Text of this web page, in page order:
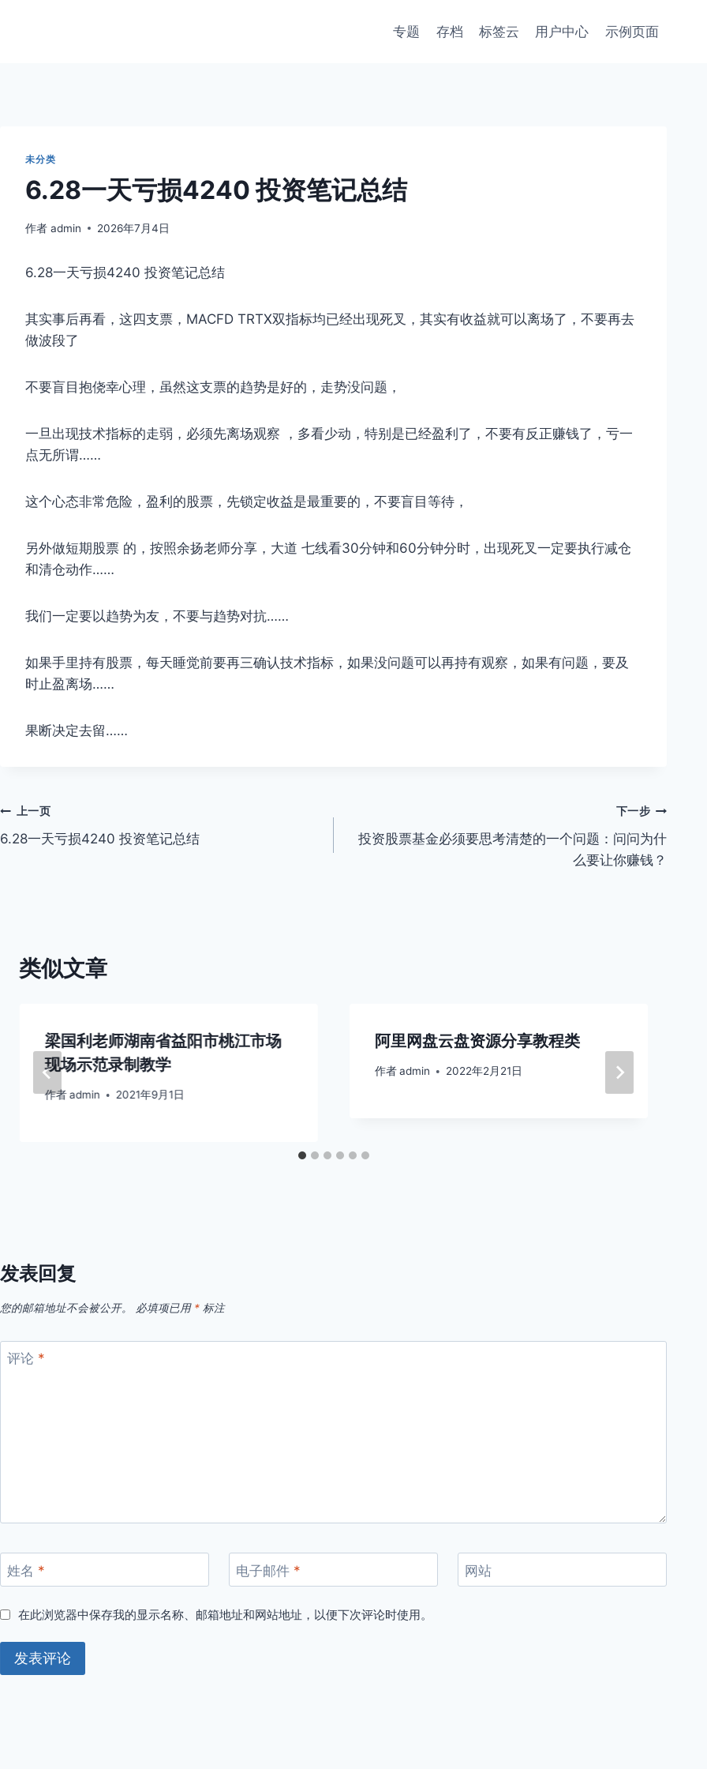
专题 存档 标签云 用户中心 示例页面
未分类
6.28一天亏损4240 投资笔记总结
作者 admin 2026年7月4日
6.28一天亏损4240 投资笔记总结
其实事后再看，这四支票，MACFD TRTX双指标均已经出现死叉，其实有收益就可以离场了，不要再去
做波段了
不要盲目抱侥幸心理，虽然这支票的趋势是好的，走势没问题，
一旦出现技术指标的走弱，必须先离场观察 ，多看少动，特别是已经盈利了，不要有反正赚钱了，亏一
点无所谓……
这个心态非常危险，盈利的股票，先锁定收益是最重要的，不要盲目等待，
另外做短期股票 的，按照余扬老师分享，大道 七线看30分钟和60分钟分时，出现死叉一定要执行减仓
和清仓动作……
我们一定要以趋势为友，不要与趋势对抗……
如果手里持有股票，每天睡觉前要再三确认技术指标，如果没问题可以再持有观察，如果有问题，要及
时止盈离场……
果断决定去留……
文
章
上一页
6.28一天亏损4240 投资笔记总结
下一步
投资股票基金必须要思考清楚的一个问题：问问为什
么要让你赚钱？
类似文章
梁国利老师湖南省益阳市桃江市场
现场示范录制教学
作者 admin 2021年9月1日
阿里网盘云盘资源分享教程类
作者 admin 2022年2月21日
发表回复
您的邮箱地址不会被公开。 必填项已用 * 标注
评论 *
姓名 * 电子邮件 * 网站
在此浏览器中保存我的显示名称、邮箱地址和网站地址，以便下次评论时使用。